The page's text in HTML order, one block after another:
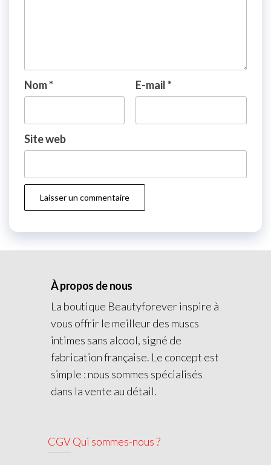
Nom* E-mail*
Site web
À propos de nous
La boutique Beautyforever inspire à
vous offrir le meilleur des muscs
intimes sans alcool, signé de
fabrication française. Le concept est
simple : nous sommes spécialisés
dans la vente au détail.
CGVQui sommes-nous ?